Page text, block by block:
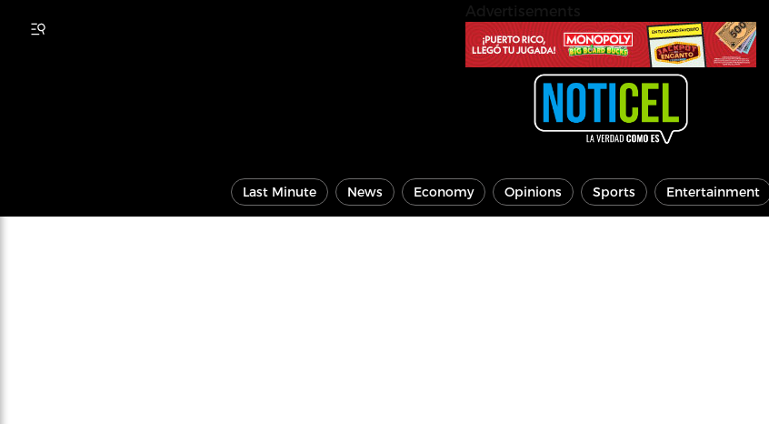
Last Minute News Economy Opinions Sports Entertainment